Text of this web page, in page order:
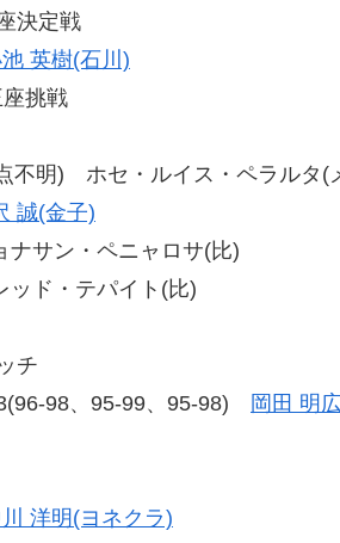
決定戦
英樹(石川)
挑戦
不明) ホセ・ルイス・ペラルタ(
誠(金子)
サン・ペニャロサ(比)
ド・テパイト(比)
チ
98、95-99、95-98)
岡田 明
洋明(ヨネクラ)